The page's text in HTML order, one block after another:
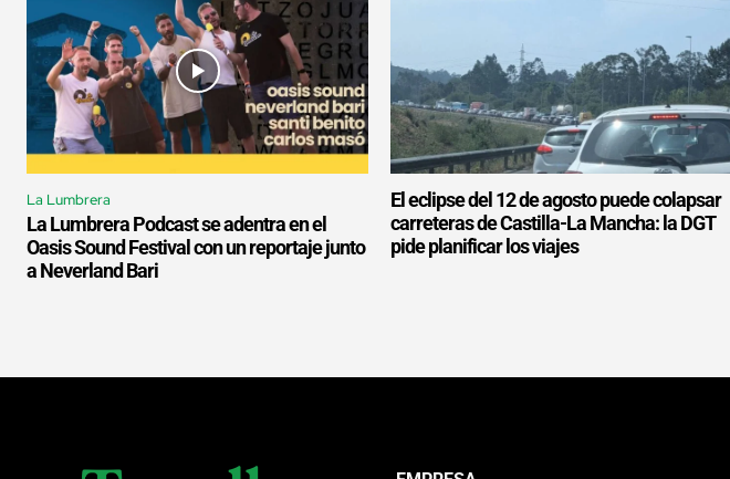
La Lumbrera
La Lumbrera Podcast se adentra en el
Oasis Sound Festival con un reportaje junto
a Neverland Bari
El eclipse del 12 de agosto puede colapsar
carreteras de Castilla-La Mancha: la DGT
pide planificar los viajes